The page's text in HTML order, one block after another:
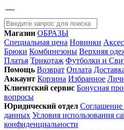
Магазин ОБРАЗЫ
Специальная цена Новинки
Брюки Комбинезоны Верхняя
Платья Трикотаж Футболки и
Помощь Возврат Оплата
Аккаунт Корзина Избранное
Клиентский сервис Бонусная
вопросы
Юридический отдел Соглашение
данных Условия использования
конфиденциальности